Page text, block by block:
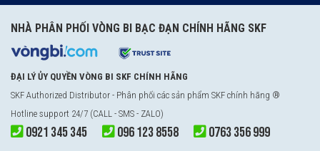
NHÀ PHÂN PHỐI VÒNG BI BẠC ĐẠN CHÍNH HÃNG SKF
ĐẠI LÝ ỦY QUYỀN VÒNG BI SKF CHÍNH HÃNG
SKF Authorized Distributor - Phân phối các sản phẩm SKF chính hãng ®
Hotline support 24/7 (CALL - SMS - ZALO)
0921 345 345 096 123 8558 0763 356 999